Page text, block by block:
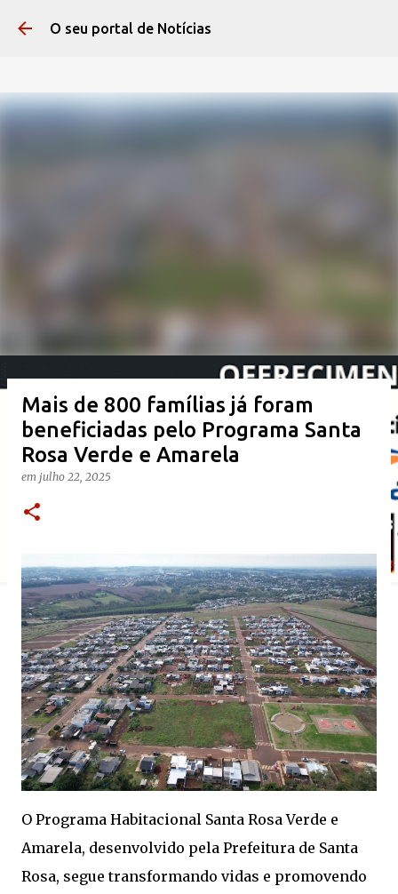
O seu portal de Notícias
Mais de 800 famílias já foram
beneficiadas pelo Programa Santa
Rosa Verde e Amarela
em julho 22, 2025
O Programa Habitacional Santa Rosa Verde e
Amarela, desenvolvido pela Prefeitura de Santa
Rosa, segue transformando vidas e promovendo